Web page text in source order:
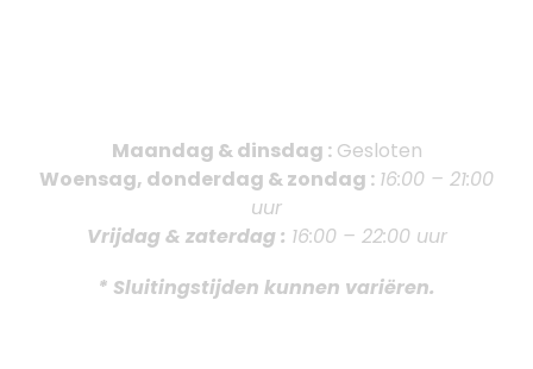
Maandag & dinsdag :Gesloten
Woensag, donderdag & zondag : 16:00 – 21:00
uur
Vrijdag & zaterdag : 16:00 – 22:00 uur
* Sluitingstijden kunnen variëren.